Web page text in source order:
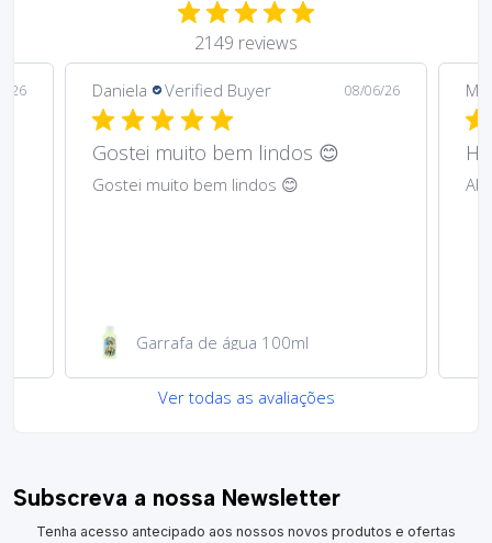
2149 reviews
26 Daniela Verified Buyer 08/06/26
Gostei muito bem lindos 😊
Gostei muito bem lindos 😊
Garrafa de água 100ml
Ver todas as avaliações
Subscreva a nossa Newsletter
Tenha acesso antecipado aos nossos novos produtos e ofertas